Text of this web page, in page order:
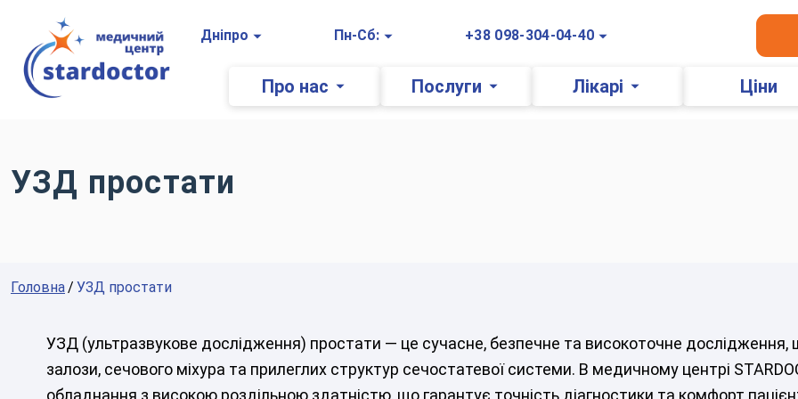
Головна
Дніпро
Пн-Сб: +38 098-304-04-40
Про нас Послуги Лікарі Ціни
УЗД простати
Головна УЗД простати
УЗД (ультразвукове дослідження) простати — це сучасне, безпечне та високоточне дослідження,
залози, сечового міхура та прилеглих структур сечостатевої системи. В медичному центрі
обладнання з високою роздільною здатністю, що гарантує точність діагностики та комфорт